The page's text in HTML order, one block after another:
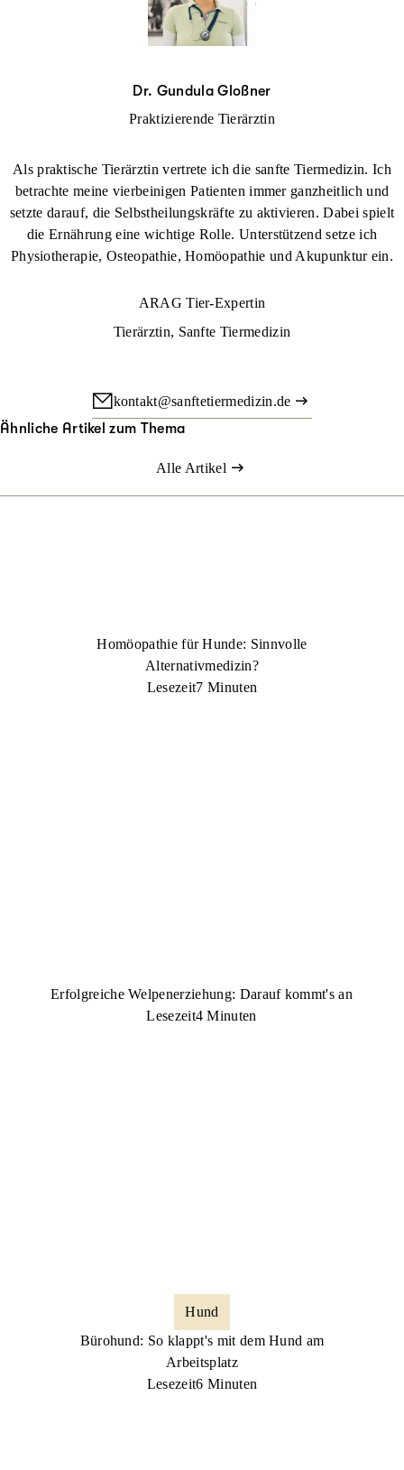
Dr. Gundula Gloßner
Praktizierende Tierärztin
Als praktische Tierärztin vertrete ich die sanfte Tiermedizin. Ich
betrachte meine vierbeinigen Patienten immer ganzheitlich und
setzte darauf, die Selbstheilungskräfte zu aktivieren. Dabei spielt
die Ernährung eine wichtige Rolle. Unterstützend setze ich
Physiotherapie, Osteopathie, Homöopathie und Akupunktur ein.
ARAG Tier-Expertin
Tierärztin, Sanfte Tiermedizin
kontakt@sanftetiermedizin.de
Ähnliche Artikel zum Thema
Alle Artikel
Homöopathie für Hunde: Sinnvolle
Alternativmedizin?
Lesezeit7 Minuten
Erfolgreiche Welpenerziehung: Darauf kommt's an
Lesezeit4 Minuten
Hund
Bürohund: So klappt's mit dem Hund am
Arbeitsplatz
Lesezeit6 Minuten